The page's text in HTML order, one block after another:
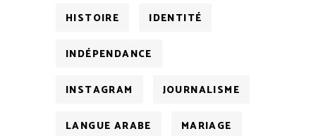
HISTOIRE IDENTITÉ
INDÉPENDANCE
INSTAGRAM JOURNALISME
LANGUE ARABE MARIAGE